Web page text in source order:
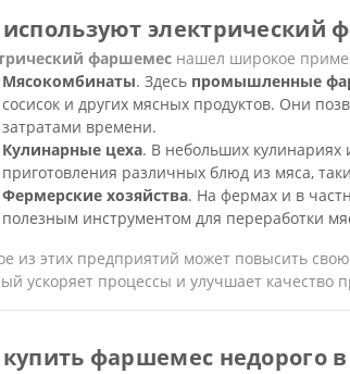
используют электрический
фаршемеснашел широкое
Мясокомбинаты. Здесь промышленные
сосисок и других мясных продуктов. Они
затратами времени.
Кулинарные цеха. В небольших кулинариях
приготовления различных блюд из мяса,
Фермерские хозяйства. На фермах и в
полезным инструментом для переработки
из этих предприятий может повысить
ускоряет процессы и улучшает качество
купить фаршемес недорого